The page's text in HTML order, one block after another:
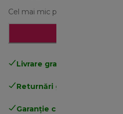
Cel mai mic preț din ultimele 30
Livrare gratuită standard
Returnări gratuite
Garanție completă